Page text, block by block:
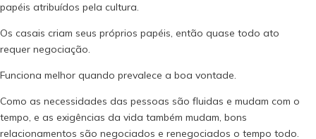
papéis atribuídos pela cultura.
Os casais criam seus próprios papéis, então quase todo ato
requer negociação.
Funciona melhor quando prevalece a boa vontade.
Como as necessidades das pessoas são fluidas e mudam com o
tempo, e as exigências da vida também mudam, bons
relacionamentos são negociados e renegociados o tempo todo.